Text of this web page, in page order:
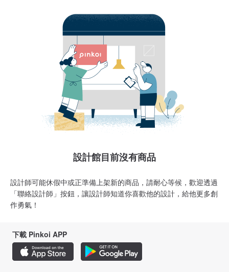
設計館目前沒有商品
設計師可能休假中或正準備上架新的商品，請耐心等候，歡迎透過
「聯絡設計師」按鈕，讓設計師知道你喜歡他的設計，給他更多創
作勇氣！
下載 Pinkoi APP